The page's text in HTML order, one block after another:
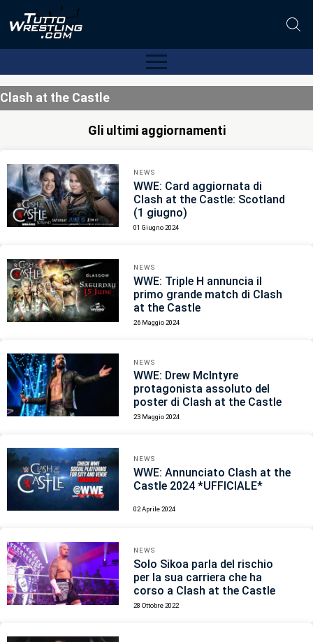
Clash at the Castle
Gli ultimi aggiornamenti
NEWS
WWE: Card aggiornata di
Clash at the Castle: Scotland
(1 giugno)
01 Giugno 2024
NEWS
WWE: Triple H annuncia il
primo grande match di Clash
at the Castle
26 Maggio 2024
NEWS
WWE: Drew McIntyre
protagonista assoluto del
poster di Clash at the Castle
23 Maggio 2024
NEWS
WWE: Annunciato Clash at the
Castle 2024 *UFFICIALE*
02 Aprile 2024
NEWS
Solo Sikoa parla del rischio
per la sua carriera che ha
corso a Clash at the Castle
28 Ottobre 2022